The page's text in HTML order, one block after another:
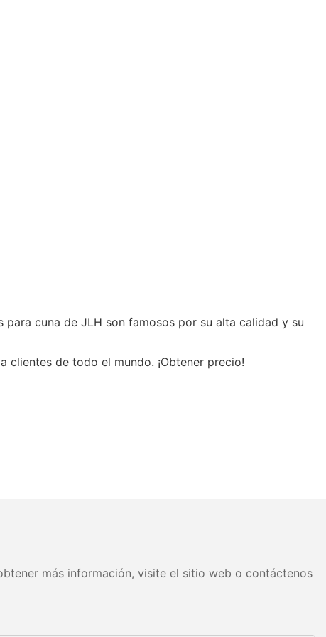
cuna de JLH son famosos por su alta calidad y su
clientes de todo el mundo. ¡Obtener precio!
más información, visite el sitio web o contáctenos